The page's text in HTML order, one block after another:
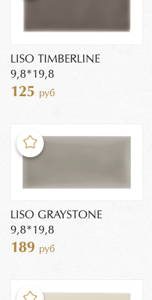
LISO TIMBERLINE
9,8*19,8
125 руб
LISO GRAYSTONE
9,8*19,8
189 руб